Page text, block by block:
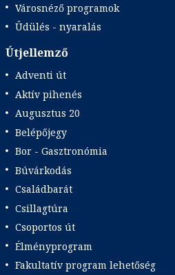
Városnéző programok
Üdülés - nyaralás
Útjellemző
Adventi út
Aktív pihenés
Augusztus 20
Belépőjegy
Bor - Gasztronómia
Búvárkodás
Családbarát
Csillagtúra
Csoportos út
Élményprogram
Fakultatív program lehetőség